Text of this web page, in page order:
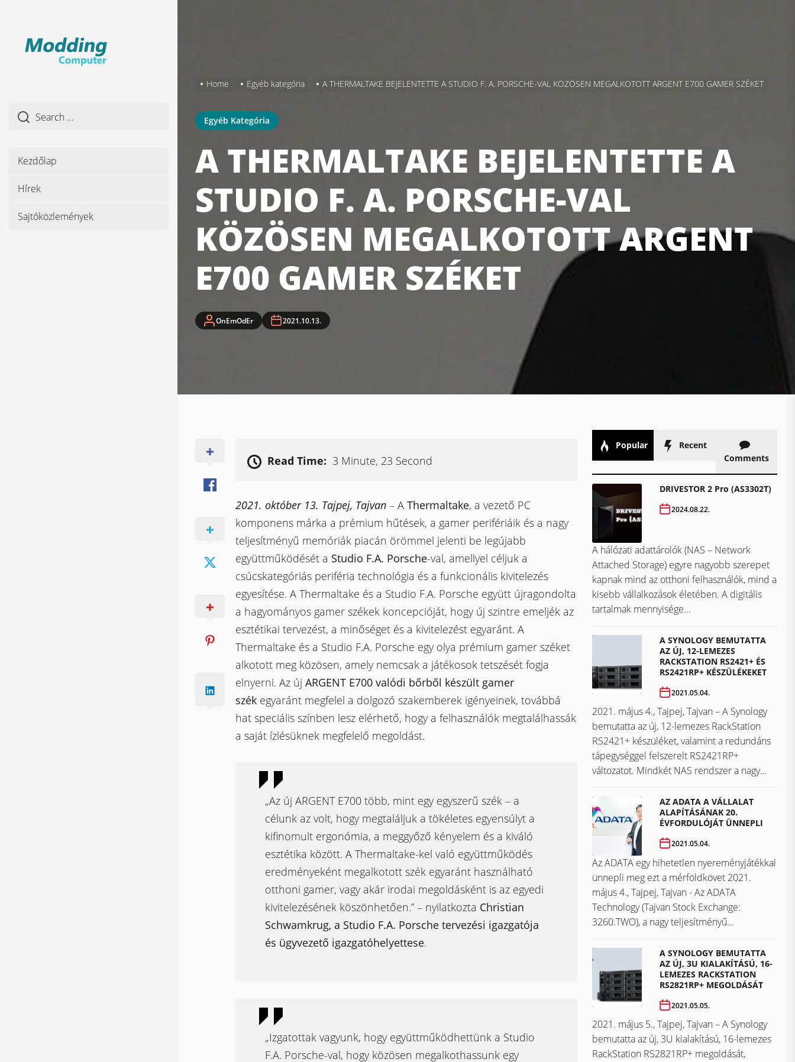
Kezdőlap
Hírek
Sajtóközlemények
Home Egyéb kategória A THERMALTAKE BEJELENTETTE A STUDIO F. A. PORSCHE-VAL KÖZÖSEN MEGALKOTOTT ARGENT E700 GAMER SZÉKET
Egyéb Kategória
A THERMALTAKE BEJELENTETTE A
STUDIO F. A. PORSCHE-VAL
KÖZÖSEN MEGALKOTOTT ARGENT
E700 GAMER SZÉKET
OnEmOdEr 2021.10.13.
Read Time: 3 Minute, 23 Second
2021. október 13. Tajpej, Tajvan–A Thermaltake, a vezető PC
komponens márka a prémium hűtések, a gamer perifériáik és a nagy
teljesítményű memóriák piacán örömmel jelenti be legújabb
együttműködését a Studio F.A. Porsche-val, amellyel céljuk a
csúcskategóriás periféria technológia és a funkcionális kivitelezés
egyesítése. A Thermaltake és a Studio F.A. Porsche együtt újragondolta
a hagyományos gamer székek koncepcióját, hogy új szintre emeljék az
esztétikai tervezést, a minőséget és a kivitelezést egyaránt. A
Thermaltake és a Studio F.A. Porsche egy olya prémium gamer széket
alkotott meg közösen, amely nemcsak a játékosok tetszését fogja
elnyerni. Az új ARGENT E700 valódi bőrből készült gamer
székegyaránt megfelel a dolgozó szakemberek igényeinek, továbbá
hat speciális színben lesz elérhető, hogy a felhasználók megtalálhassák
a saját ízlésüknek megfelelő megoldást.
„Az új ARGENT E700 több, mint egy egyszerű szék – a
célunk az volt, hogy megtaláljuk a tökéletes egyensúlyt a
kifinomult ergonómia, a meggyőző kényelem és a kiváló
esztétika között. A Thermaltake-kel való együttműködés
eredményeként megalkotott szék egyaránt használható
otthoni gamer, vagy akár irodai megoldásként is az egyedi
kivitelezésének köszönhetően.” – nyilatkozta Christian
Schwamkrug, a Studio F.A. Porsche tervezési igazgatója
és ügyvezető igazgatóhelyettese.
„Izgatottak vagyunk, hogy együttműködhettünk a Studio
F.A. Porsche-val, hogy közösen megalkothassunk egy
Popular
Recent
Comments
DRIVESTOR 2 Pro (AS3302T)
2024.08.22.
A hálózati adattárolók (NAS – Network
Attached Storage) egyre nagyobb szerepet
kapnak mind az otthoni felhasználók, mind a
kisebb vállalkozások életében. A digitális
tartalmak mennyisége...
A SYNOLOGY BEMUTATTA
AZ ÚJ, 12-LEMEZES
RACKSTATION RS2421+ ÉS
RS2421RP+ KÉSZÜLÉKEKET
2021.05.04.
2021. május 4., Tajpej, Tajvan – A Synology
bemutatta az új, 12-lemezes RackStation
RS2421+ készüléket, valamint a redundáns
tápegységgel felszerelt RS2421RP+
változatot. Mindkét NAS rendszer a nagy...
AZ ADATA A VÁLLALAT
ALAPÍTÁSÁNAK 20.
ÉVFORDULÓJÁT ÜNNEPLI
2021.05.04.
Az ADATA egy hihetetlen nyereményjátékkal
ünnepli meg ezt a mérföldkövet ​​​​​​​2021.
május 4., Tajpej, Tajvan - Az ADATA
Technology (Tajvan Stock Exchange:
3260.TWO), a nagy teljesítményű...
A SYNOLOGY BEMUTATTA
AZ ÚJ, 3U KIALAKÍTÁSÚ, 16-
LEMEZES RACKSTATION
RS2821RP+ MEGOLDÁSÁT
2021.05.05.
2021. május 5., Tajpej, Tajvan – A Synology
bemutatta az új, 3U kialakítású, 16-lemezes
RackStation RS2821RP+ megoldását,